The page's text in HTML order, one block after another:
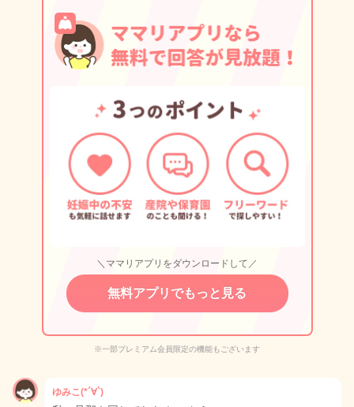
＼ママリアプリをダウンロードして／
無料アプリでもっと見る
※一部プレミアム会員限定の機能もございます
ゆみこ(*´∀`)